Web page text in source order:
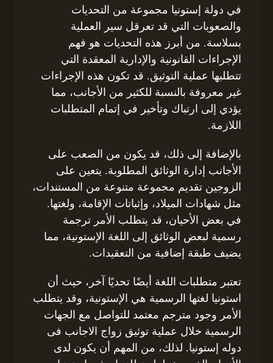
في دولة إستونيا مجموعة من التحديات
والصعوبات التي قد تعرقل سير العملية
بسلاسة. من أبرز هذه التحديات هو فهم
الإجراءات القانونية والإدارية المعقدة التي
تتطلبها عملية التوثيق. قد تكون هذه الإجراءات
غير معروفة بالنسبة للكثير من الأجانب، مما
يؤدي إلى ارتباك وتأخير في إتمام المتطلبات
اللازمة.
بالإضافة إلى ذلك، قد يكون من الصعب على
الأجانب إدارة الوثائق المطلوبة. يتعين على
الزوجين تقديم مجموعة متنوعة من المستندات،
مثل شهادات الميلاد، وإثباتات الإقامة، ولغتها.
في بعض الأحيان، قد يتطلب الأمر ترجمة
رسمية لبعض الوثائق إلى اللغة الإستونية، مما
يضيف طبقة إضافية من التعقيدات.
تعتبر متطلبات اللغة أيضًا تحديًا آخر، حيث أن
استونيا لغتها الرسمية هي الإستونية، وقد يتطلب
الأمر وجود مترجم معتمد للتواصل مع الجهات
الرسمية خلال عملية توثيق زواج الاجانب فى
دوله إستونيا. لذلك، من المهم أن يكون لدى